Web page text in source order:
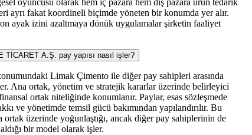
oyuncusu olarak hem iç pazara hem dış pazara ürün tedarik
ayrı fakat koordineli biçimde yöneten bir konumda yer alır.
ayak izini azaltmaya dönük uygulamalar şirketin faaliyet
A.Ş. pay yapısı nasıl işler?
Limak Çimento ile diğer pay sahipleri arasında
Ana ortak, yönetim ve stratejik kararlar üzerinde belirleyici
ortak niteliğinde konumlanır. Paylar, esas sözleşmede
ve yönetimde temsil gücü bakımından yapılandırılır. Bu
üzerinde yoğunlaştığı, ancak diğer pay sahiplerinin de
bir model olarak işler.